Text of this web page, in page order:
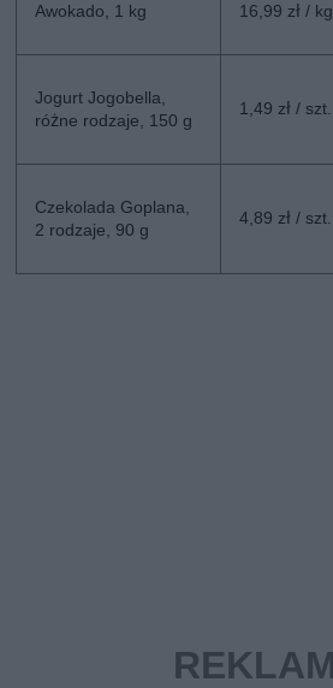
Awokado, 1 kg 16,99 zł / kg
Jogurt Jogobella,
różne rodzaje, 150 g
1,49 zł / szt.
Czekolada Goplana,
2 rodzaje, 90 g
4,89 zł / szt.